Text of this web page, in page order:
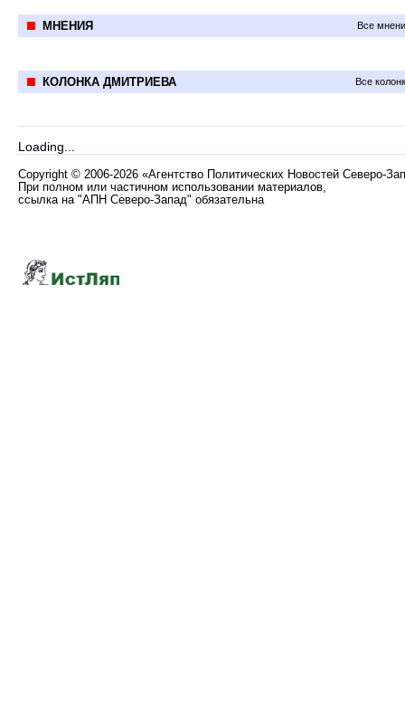
МНЕНИЯ Все
КОЛОНКА ДМИТРИЕВА Все
Loading...
Copyright © 2006-2026 «Агентство Политических Новостей Северо-
При полном или частичном использовании материалов,
ссылка на "АПН Северо-Запад" обязательна